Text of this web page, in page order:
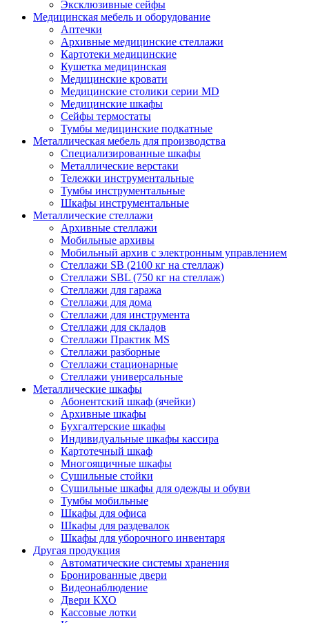
Эксклюзивные сейфы
Медицинская мебель и оборудование
Аптечки
Архивные медицинские стеллажи
Картотеки медицинские
Кушетка медицинская
Медицинские кровати
Медицинские столики серии MD
Медицинские шкафы
Сейфы термостаты
Тумбы медицинские подкатные
Металлическая мебель для производства
Cпециализированные шкафы
Металлические верстаки
Тележки инструментальные
Тумбы инструментальные
Шкафы инструментальные
Металлические стеллажи
Архивные стеллажи
Мобильные архивы
Мобильный архив с электронным управлением
Стеллажи SB (2100 кг на стеллаж)
Стеллажи SBL (750 кг на стеллаж)
Стеллажи для гаража
Стеллажи для дома
Стеллажи для инструмента
Стеллажи для складов
Стеллажи Практик MS
Стеллажи разборные
Стеллажи стационарные
Стеллажи универсальные
Металлические шкафы
Абонентский шкаф (ячейки)
Архивные шкафы
Бухгалтерские шкафы
Индивидуальные шкафы кассира
Картотечный шкаф
Многоящичные шкафы
Сушильные стойки
Сушильные шкафы для одежды и обуви
Тумбы мобильные
Шкафы для офиса
Шкафы для раздевалок
Шкафы для уборочного инвентаря
Другая продукция
Автоматические системы хранения
Бронированные двери
Видеонаблюдение
Двери КХО
Кассовые лотки